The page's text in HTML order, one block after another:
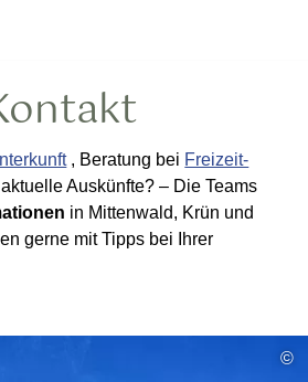
, Beratung bei Freizeit-
Auskünfte? – Die Teams
in Mittenwald, Krün und
gerne mit Tipps bei Ihrer
©